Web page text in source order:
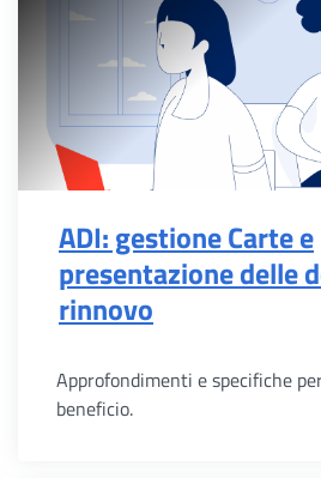
ADI: gestione Carte e
presentazione delle
rinnovo
Approfondimenti e specifiche
beneficio.